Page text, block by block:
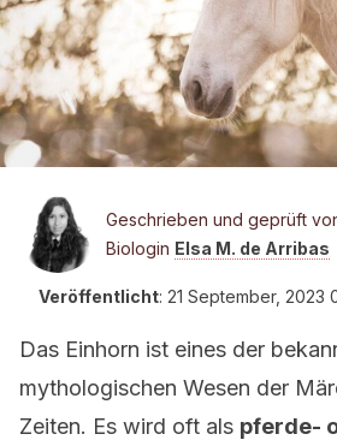
Geschrieben und geprüft
Biologin Elsa M. de Arribas
Veröffentlicht: 21 September, 2023
Das Einhorn ist eines der
mythologischen Wesen der
Zeiten. Es wird oft als pferde-